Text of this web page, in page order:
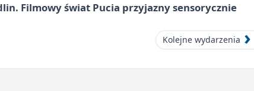
Filmowy świat Pucia przyjazny sensorycznie
Kolejne wydarzenia